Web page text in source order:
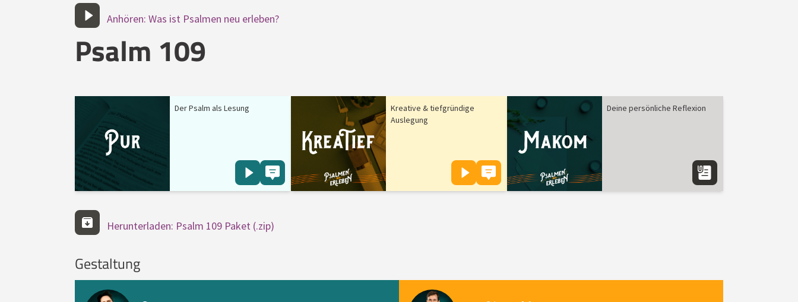
Anhören: Was ist Psalmen neu erleben?
Psalm 109
Der Psalm als Lesung
Kreative & tiefgründige
Auslegung
Deine persönliche Reflexion
Herunterladen: Psalm 109 Paket (.zip)
Gestaltung